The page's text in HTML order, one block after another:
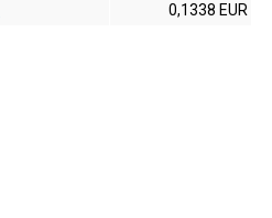
0,1338 EUR